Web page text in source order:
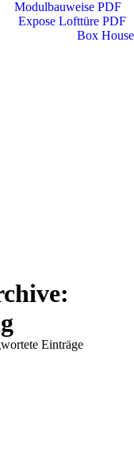
Modulbauweise PDF
Expose Lofttüre PDF
Box House
Einträge